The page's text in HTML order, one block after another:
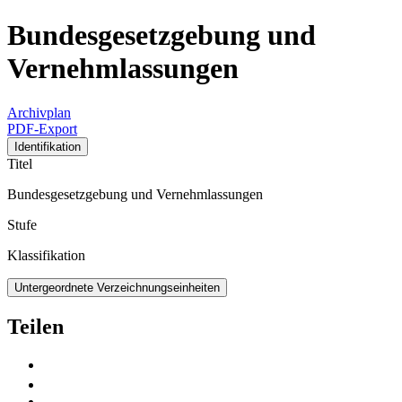
Bundesgesetzgebung und
Vernehmlassungen
Archivplan
PDF-Export
Identifikation
Titel
Bundesgesetzgebung und Vernehmlassungen
Stufe
Klassifikation
Untergeordnete Verzeichnungseinheiten
Teilen